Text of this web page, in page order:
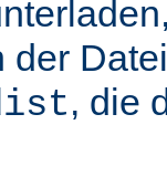
der Datei
, die